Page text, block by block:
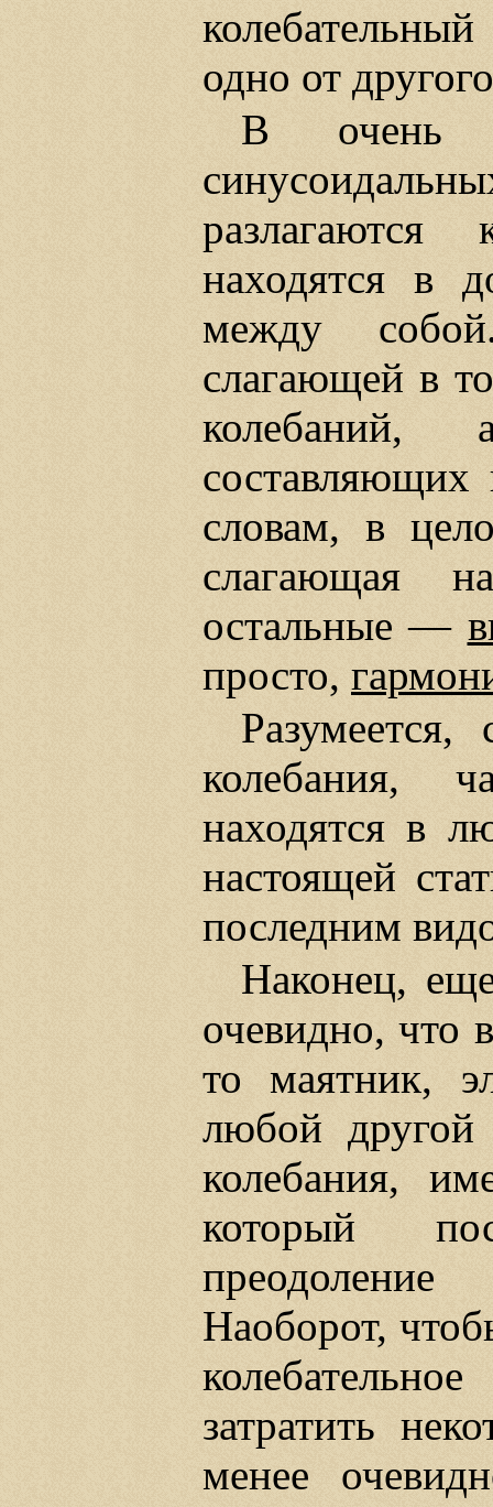
одно от
В очень
находятся в
между
слагающей в
словам, в
слагающая
остальные —
просто,
колебания,
находятся в
настоящей
последним
Наконец,
очевидно, что
то маятник,
любой другой
колебания,
который
Наоборот,
затратить
менее